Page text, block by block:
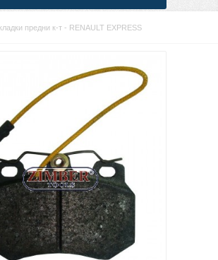
предни к-т - RENAULT EXPRESS